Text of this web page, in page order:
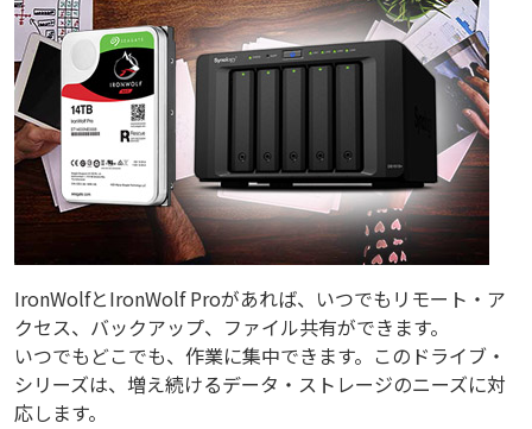
IronWolfとIronWolf Proがあれば、いつでもリモート・ア
クセス、バックアップ、ファイル共有ができます。
いつでもどこでも、作業に集中できます。このドライブ・
シリーズは、増え続けるデータ・ストレージのニーズに対
応します。